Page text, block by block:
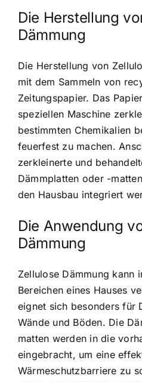
Die Herstellung
Dämmung
Die Herstellung von
mit dem Sammeln von
Zeitungspapier. Das
speziellen Maschine
bestimmten Chemikalien
feuerfest zu machen.
zerkleinerte und
Dämmplatten oder -
den Hausbau integriert
Die Anwendung
Dämmung
Zellulose Dämmung kann
Bereichen eines Hauses
eignet sich besonders für
Wände und Böden. Die
matten werden in die
eingebracht, um eine
Wärmeschutzbarriere zu